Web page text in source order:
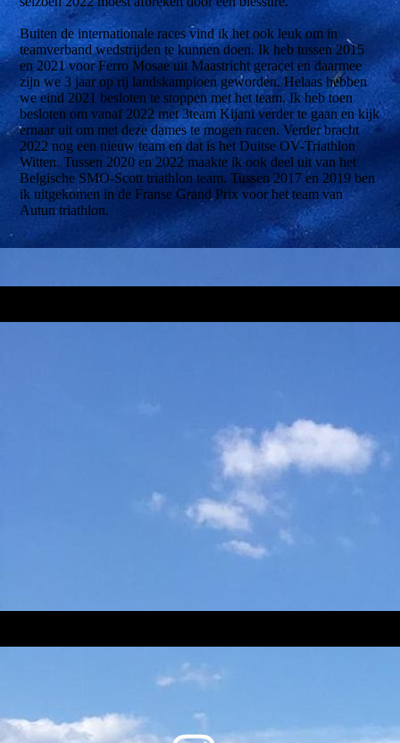
Buiten de internationale races vind ik het ook leuk om in
teamverband wedstrijden te kunnen doen. Ik heb tussen 2015
en 2021 voor Ferro Mosae uit Maastricht geracet en daarmee
zijn we 3 jaar op rij landskampioen geworden. Helaas hebben
we eind 2021 besloten te stoppen met het team. Ik heb toen
besloten om vanaf 2022 met 3team Kijani verder te gaan en kijk
ernaar uit om met deze dames te mogen racen. Verder bracht
2022 nog een nieuw team en dat is het Duitse OV-Triathlon
Witten. Tussen 2020 en 2022 maakte ik ook deel uit van het
Belgische SMO-Scott triathlon team. Tussen 2017 en 2019 ben
ik uitgekomen in de Franse Grand Prix voor het team van
Autun triathlon.